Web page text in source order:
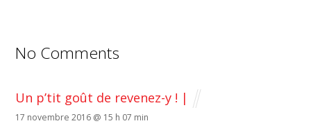
No Comments
Un p’tit goût de revenez-y ! |
17 novembre 2016 @ 15 h 07 min